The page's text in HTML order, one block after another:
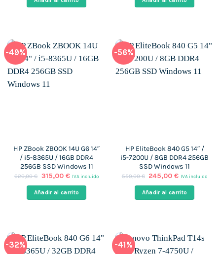
era:
es:
era:
es:
-49%
HP ZBook ZBOOK 14U G6 14″
/ i5-8365U / 16GB DDR4
256GB SSD Windows 11
620,00€ El
original
era:
315,00 €El
actual
es:
IVA incluido
Añadir al carrito
-56%
HP EliteBook 840 G5 14″ /
i5-7200U / 8GB DDR4 256GB
SSD Windows 11
559,00€ El
original
era:
245,00€El
actual
es:
IVA incluido
Añadir al carrito
-32% -41%